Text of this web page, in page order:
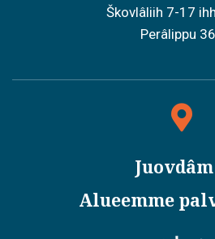
Škovlâliih 7-17
Perâlippu
Juovdâm
Alueemme